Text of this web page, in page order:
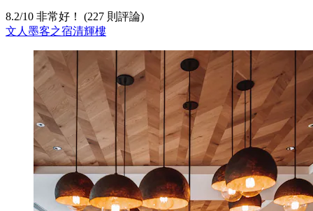
8.2/10 非常好！ (227 則評論)
文人墨客之宿清輝樓